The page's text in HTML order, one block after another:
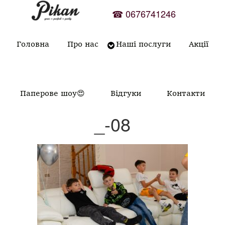
☎0676741246
Головна Про нас Наші послуги Акції
Паперове шоу😍 Відгуки Контакти
_-08